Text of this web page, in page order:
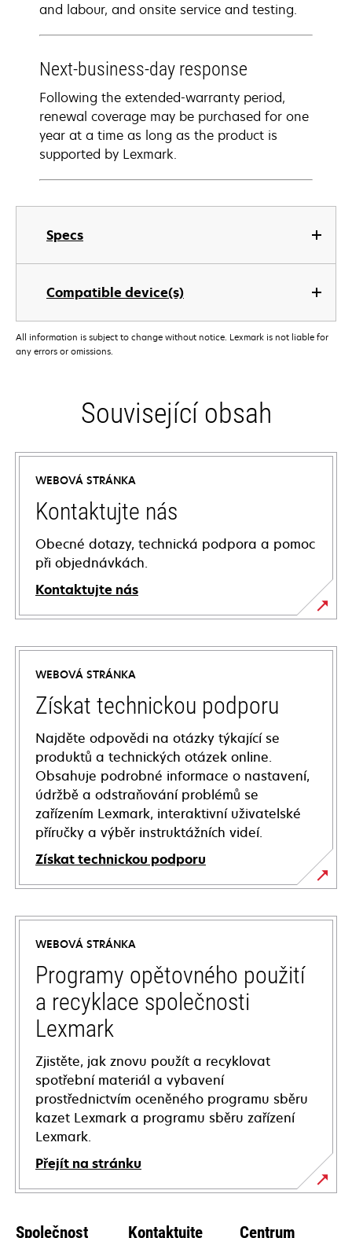
Specs
Compatible device(s)
and labour, and onsite service and testing.
Next-business-day response
Following the extended-warranty period,
renewal coverage may be purchased for one
year at a time as long as the product is
supported by Lexmark.
All information is subject to change without notice. Lexmark is not liable for
any errors or omissions.
Související obsah
WEBOVÁ STRÁNKA
Kontaktujte nás
Obecné dotazy, technická podpora a pomoc
při objednávkách.
Kontaktujte nás
WEBOVÁ STRÁNKA
Získat technickou podporu
Najděte odpovědi na otázky týkající se
produktů a technických otázek online.
Obsahuje podrobné informace o nastavení,
údržbě a odstraňování problémů se
zařízením Lexmark, interaktivní uživatelské
příručky a výběr instruktážních videí.
Získat technickou podporu
opens
in
new
tab
WEBOVÁ STRÁNKA
Programy opětovného použití
a recyklace společnosti
Lexmark
Zjistěte, jak znovu použít a recyklovat
spotřební materiál a vybavení
prostřednictvím oceněného programu sběru
kazet Lexmark a programu sběru zařízení
Lexmark.
Přejít na stránku
Společnost Kontaktujte Centrum